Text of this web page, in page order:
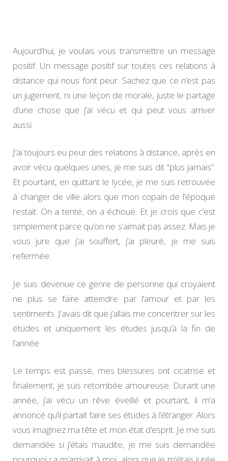
Aujourd’hui, je voulais vous transmettre un message
positif. Un message positif sur toutes ces relations à
distance qui nous font peur. Sachez que ce n’est pas
un jugement, ni une leçon de morale, juste le partage
d’une chose que j’ai vécu et qui peut vous arriver
aussi.
J’ai toujours eu peur des relations à distance, après en
avoir vécu quelques unes, je me suis dit “plus jamais”.
Et pourtant, en quittant le lycée, je me suis retrouvée
à changer de ville alors que mon copain de l’époque
restait. On a tenté, on a échoué. Et je crois que c’est
simplement parce qu’on ne s’aimait pas assez. Mais je
vous jure que j’ai souffert, j’ai pleuré, je me suis
refermée.
Je suis devenue ce genre de personne qui croyaient
ne plus se faire atteindre par l’amour et par les
sentiments. J’avais dit que j’allais me concentrer sur les
études et uniquement les études jusqu’à la fin de
l’année.
Le temps est passé, mes blessures ont cicatrisé et
finalement, je suis retombée amoureuse. Durant une
année, j’ai vécu un rêve éveillé et pourtant, il m’a
annoncé qu’il partait faire ses études à l’étranger. Alors
vous imaginez ma tête et mon état d’esprit. Je me suis
demandée si j’étais maudite, je me suis demandée